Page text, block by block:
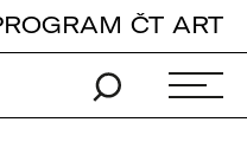
ČT ART